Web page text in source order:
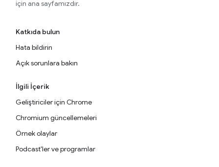
için ana sayfamızdır.
Katkıda bulun
Hata bildirin
Açık sorunlara bakın
İlgili İçerik
Geliştiriciler için Chrome
Chromium güncellemeleri
Örnek olaylar
Podcast'ler ve programlar